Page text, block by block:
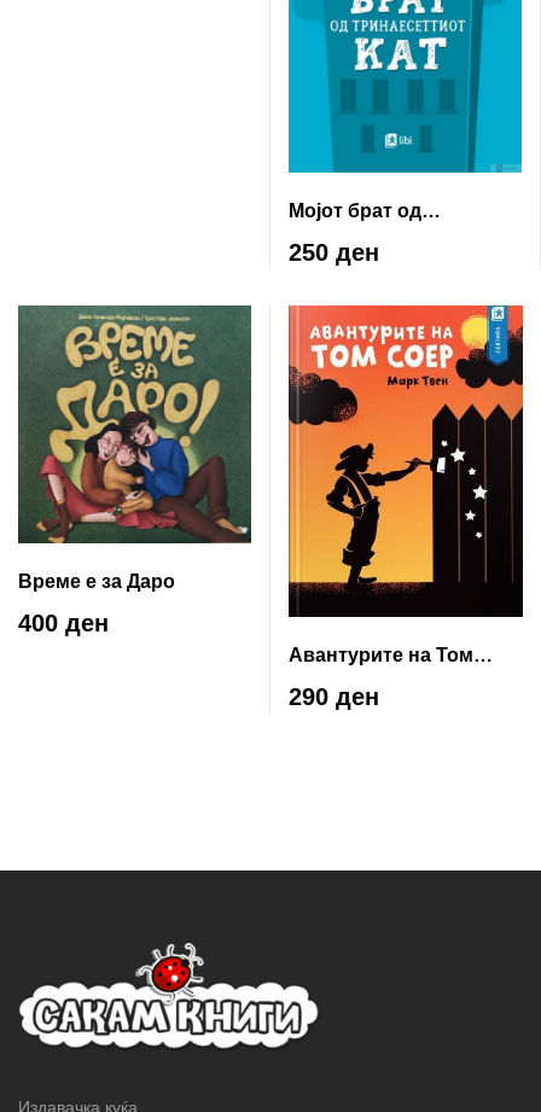
Мојот брат од
тринаесеттиот кат
250 ден
Време е за Даро
400 ден
Авантурите на Том
Соер
290 ден
Издавачка куќа